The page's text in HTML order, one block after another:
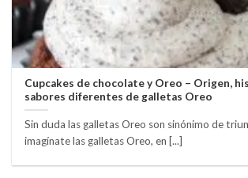
Cupcakes de chocolate y Oreo – Origen,
sabores diferentes de galletas Oreo
Sin duda las galletas Oreo son sinónimo de
imagínate las galletas Oreo, en [...]